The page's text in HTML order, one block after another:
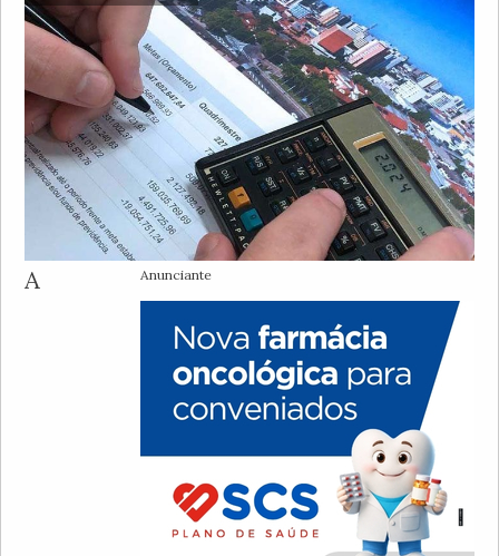
Anunciante
A